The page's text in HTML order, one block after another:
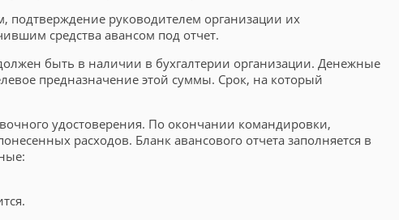
подтверждение руководителем организации их
средства авансом под отчет.
быть в наличии в бухгалтерии организации. Денежные
предназначение этой суммы. Срок, на который
удостоверения. По окончании командировки,
расходов. Бланк авансового отчета заполняется в